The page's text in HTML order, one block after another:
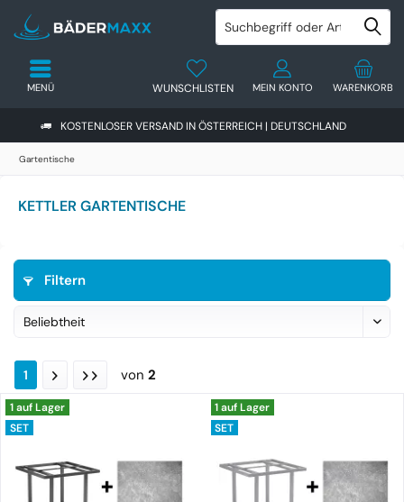
KOSTENLOSER VERSAND IN ÖSTERREICH | DEUTSCHLAND
WARENKORB
WUNSCHLISTEN MEIN KONTO
MENÜ
Gartentische
KETTLER GARTENTISCHE
Filtern
1 von 2
1 auf Lager
SET
1 auf Lager
SET